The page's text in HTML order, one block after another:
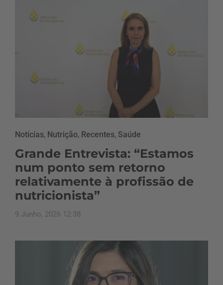
Notícias, Nutrição, Recentes, Saúde
Grande Entrevista: “Estamos
num ponto sem retorno
relativamente à profissão de
nutricionista”
9 Junho, 2026 12:38